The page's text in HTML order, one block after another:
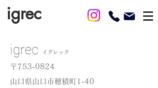
igrec
igrec イグレック
〒753-0824
​山口県山口市穂積町1-40